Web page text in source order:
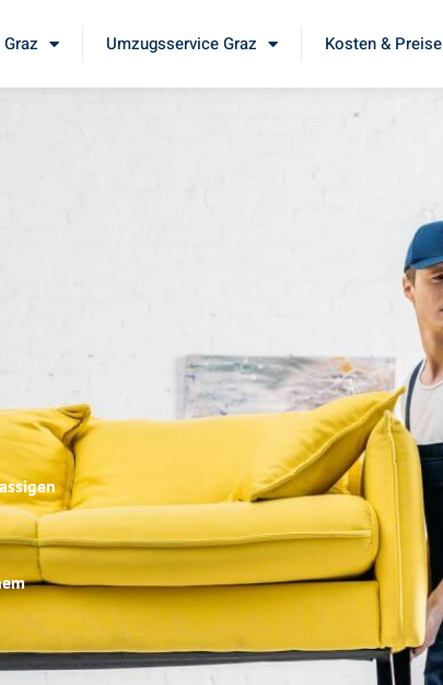
Umzugsservice Graz Kosten & Preise